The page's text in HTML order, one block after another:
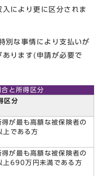
により更に区分されま
な事情により支払いが
ります(申請が必要で
と所得区分
区分
が最も高額な被保険者の
である方
が最も高額な被保険者の
上690万円未満である方